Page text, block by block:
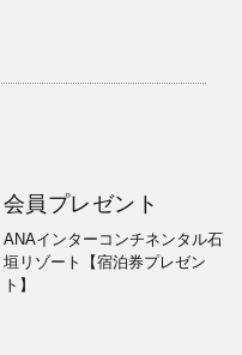
会員プレゼント
ANAインターコンチネンタル石
垣リゾート【宿泊券プレゼン
ト】